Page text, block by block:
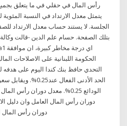
رأس المال في حقلي في ما يتعلق
يتمثل معدل الارتداد في النسبة
الجلسة. لا يستند حساب معدل الارتداد
بتلك الصفحة. حسام علم الدين -قالت وكالة
الحكومة اللبنانية على الاصلاحات
التحدي حافظ بنك كندا اليوم على هدفه
دوران رأس المال العامل وان دلیل
دوران رأس المال